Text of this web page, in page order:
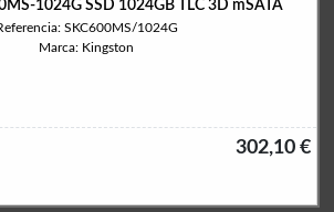
1024G SSD 1024GB TLC 3D mSATA
SKC600MS/1024G
Marca: Kingston
302,10 €